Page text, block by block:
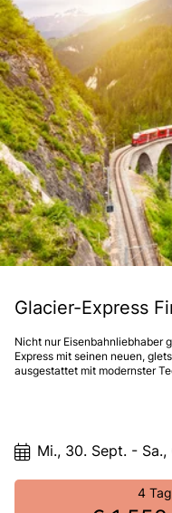
Glacier-Express
Nicht nur Eisenbahnliebhaber
Express mit seinen neuen,
ausgestattet mit modernster
Kreuz – majestätisch in den
der Welt ist ein echtes
bis St. Moritz fährt, erlebt das
maximalem
KlasseÜbernachtung in
Mi., 30. Sept. -
4